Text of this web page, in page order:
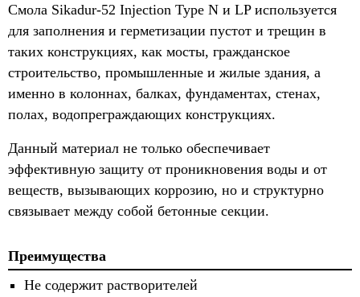
Смола Sikadur-52 Injection Type N и LP используется
для заполнения и герметизации пустот и трещин в
таких конструкциях, как мосты, гражданское
строительство, промышленные и жилые здания, а
именно в колоннах, балках, фундаментах, стенах,
полах, водопреграждающих конструкциях.
Данный материал не только обеспечивает
эффективную защиту от проникновения воды и от
веществ, вызывающих коррозию, но и структурно
связывает между собой бетонные секции.
Преимущества
Не содержит растворителей